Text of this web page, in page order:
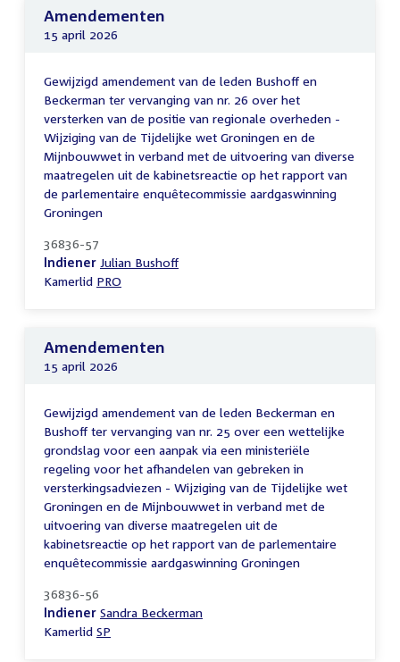
Amendementen
15 april 2026
Gewijzigd amendement van de leden Bushoff en
Beckerman ter vervanging van nr. 26 over het
versterken van de positie van regionale overheden -
Wijziging van de Tijdelijke wet Groningen en de
Mijnbouwwet in verband met de uitvoering van diverse
maatregelen uit de kabinetsreactie op het rapport van
de parlementaire enquêtecommissie aardgaswinning
Groningen
36836-57
Indiener Julian Bushoff
Kamerlid PRO
Amendementen
15 april 2026
Gewijzigd amendement van de leden Beckerman en
Bushoff ter vervanging van nr. 25 over een wettelijke
grondslag voor een aanpak via een ministeriële
regeling voor het afhandelen van gebreken in
versterkingsadviezen - Wijziging van de Tijdelijke wet
Groningen en de Mijnbouwwet in verband met de
uitvoering van diverse maatregelen uit de
kabinetsreactie op het rapport van de parlementaire
enquêtecommissie aardgaswinning Groningen
36836-56
Indiener Sandra Beckerman
Kamerlid SP